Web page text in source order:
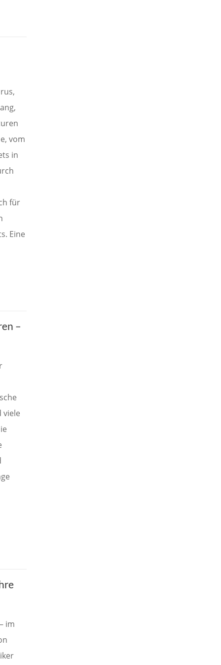
vom
in
für
Eine
–
viele
im